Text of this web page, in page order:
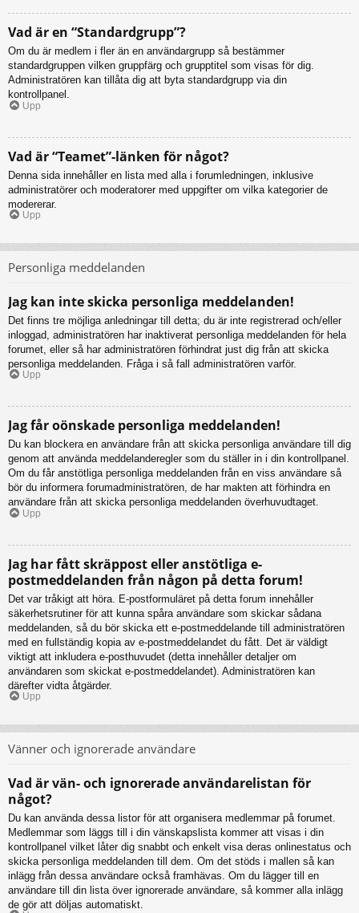
Vad är en “Standardgrupp”?
Om du är medlem i fler än en användargrupp så bestämmer
standardgruppen vilken gruppfärg och grupptitel som visas för dig.
Administratören kan tillåta dig att byta standardgrupp via din
kontrollpanel.
Upp
Vad är “Teamet”-länken för något?
Denna sida innehåller en lista med alla i forumledningen, inklusive
administratörer och moderatorer med uppgifter om vilka kategorier de
modererar.
Upp
Personliga meddelanden
Jag kan inte skicka personliga meddelanden!
Det finns tre möjliga anledningar till detta; du är inte registrerad och/eller
inloggad, administratören har inaktiverat personliga meddelanden för hela
forumet, eller så har administratören förhindrat just dig från att skicka
personliga meddelanden. Fråga i så fall administratören varför.
Upp
Jag får oönskade personliga meddelanden!
Du kan blockera en användare från att skicka personliga användare till dig
genom att använda meddelanderegler som du ställer in i din kontrollpanel.
Om du får anstötliga personliga meddelanden från en viss användare så
bör du informera forumadministratören, de har makten att förhindra en
användare från att skicka personliga meddelanden överhuvudtaget.
Upp
Jag har fått skräppost eller anstötliga e-
postmeddelanden från någon på detta forum!
Det var tråkigt att höra. E-postformuläret på detta forum innehåller
säkerhetsrutiner för att kunna spåra användare som skickar sådana
meddelanden, så du bör skicka ett e-postmeddelande till administratören
med en fullständig kopia av e-postmeddelandet du fått. Det är väldigt
viktigt att inkludera e-posthuvudet (detta innehåller detaljer om
användaren som skickat e-postmeddelandet). Administratören kan
därefter vidta åtgärder.
Upp
Vänner och ignorerade användare
Vad är vän- och ignorerade användarelistan för
något?
Du kan använda dessa listor för att organisera medlemmar på forumet.
Medlemmar som läggs till i din vänskapslista kommer att visas i din
kontrollpanel vilket låter dig snabbt och enkelt visa deras onlinestatus och
skicka personliga meddelanden till dem. Om det stöds i mallen så kan
inlägg från dessa användare också framhävas. Om du lägger till en
användare till din lista över ignorerade användare, så kommer alla inlägg
de gör att döljas automatiskt.